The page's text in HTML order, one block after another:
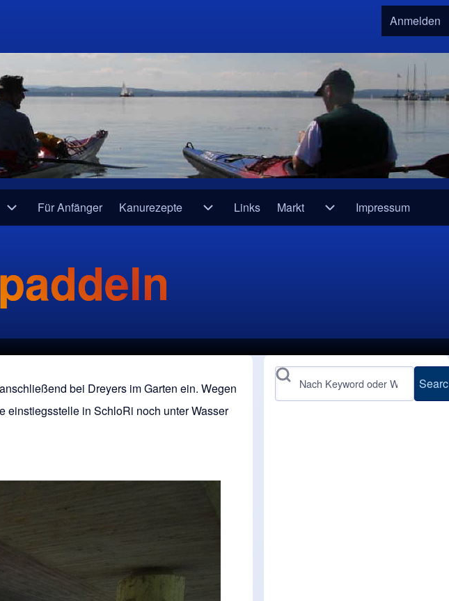
User
Anmelden
Unternavigation von Texte und Infos
Für Anfänger Kanurezepte
Unternavigation von Kanurezepte
Links Markt
Unternavigation von
Impressum
bei Dreyers im Garten ein. Wegen
einstiegsstelle in SchloRi noch unter Wasser
Search